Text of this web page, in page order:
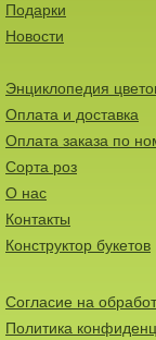
Подарки
Новости
Энциклопедия
Оплата и доставка
Оплата заказа по
Сорта роз
О нас
Контакты
Конструктор букетов
Согласие на
Политика